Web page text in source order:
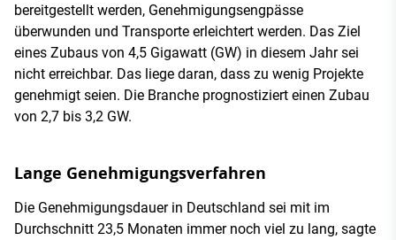
bereitgestellt werden, Genehmigungsengpässe
überwunden und Transporte erleichtert werden. Das Ziel
eines Zubaus von 4,5 Gigawatt (GW) in diesem Jahr sei
nicht erreichbar. Das liege daran, dass zu wenig Projekte
genehmigt seien. Die Branche prognostiziert einen Zubau
von 2,7 bis 3,2 GW.
Lange Genehmigungsverfahren
Die Genehmigungsdauer in Deutschland sei mit im
Durchschnitt 23,5 Monaten immer noch viel zu lang, sagte